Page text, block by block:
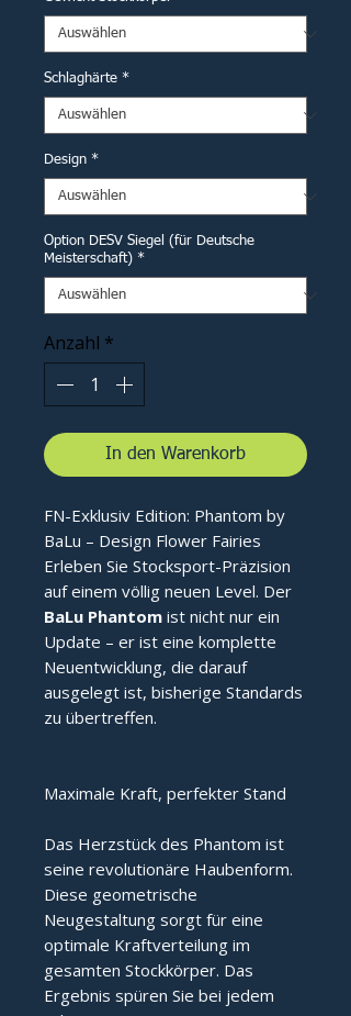
Schlaghärte *
Design *
Option DESV Siegel (für Deutsche
Meisterschaft) *
Anzahl *
In den Warenkorb
FN-Exklusiv Edition: Phantom by
BaLu – Design Flower Fairies
Erleben Sie Stocksport-Präzision
auf einem völlig neuen Level. Der
BaLu Phantom ist nicht nur ein
Update – er ist eine komplette
Neuentwicklung, die darauf
ausgelegt ist, bisherige Standards
zu übertreffen.
Maximale Kraft, perfekter Stand
Das Herzstück des Phantom ist
seine revolutionäre Haubenform.
Diese geometrische
Neugestaltung sorgt für eine
optimale Kraftverteilung im
gesamten Stockkörper. Das
Ergebnis spüren Sie bei jedem